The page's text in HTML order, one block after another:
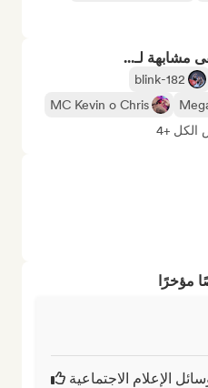
مشابهة لـ...
blink-182
MC Kevin o Chris
+4
مؤخرًا
الإعلام الاجتماعية